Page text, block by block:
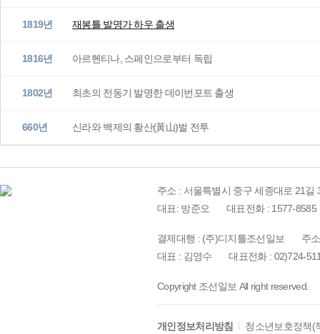
1819년 재봉틀 발명가 하우 출생
1816년 아르헨티나, 스페인으로부터 독립
1802년 최초의 전동기 발명한 데이번포트 출생
660년 신라와 백제의 황산(黃山)벌 전투
주소 : 서울특별시 중구 세종대로 21길
대표: 방준오
대표전화 : 1577-8585
결제대행 : (주)디지틀조선일보
주
대표 : 김영수
대표전화 : 02)724-
Copyright 조선일보 All right reserved.
개인정보처리방침 청소년보호정책(